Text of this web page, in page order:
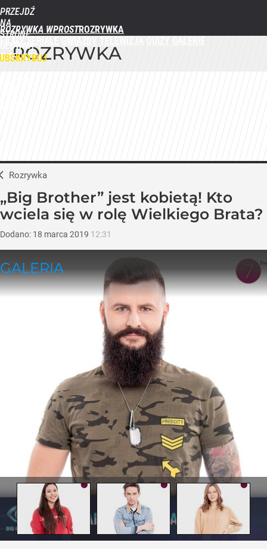
PRZEJDŹ
NA
STRONĘ
GŁÓWNĄ
WPROST.PL
ROZRYWKA WPROST
ROZRYWKA
Rozrywka
„Big Brother” jest kobietą! Kto
wciela się w rolę Wielkiego Brata?
Dodano: 18 marca 2019 12:31